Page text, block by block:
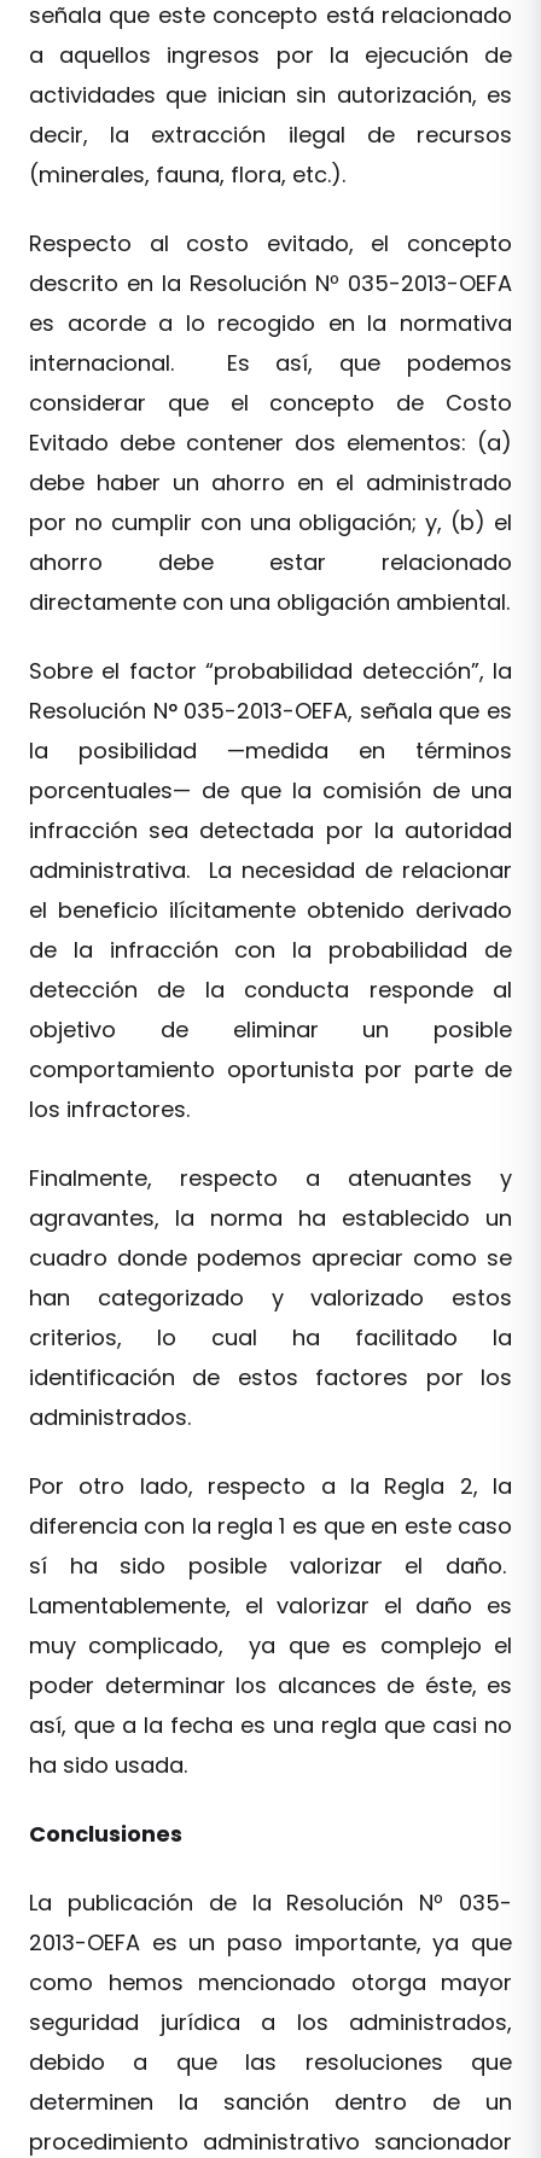
señala que este concepto está relacionado
a aquellos ingresos por la ejecución de
actividades que inician sin autorización, es
decir, la extracción ilegal de recursos
(minerales, fauna, flora, etc.).
Respecto al costo evitado, el concepto
descrito en la Resolución Nº 035-2013-OEFA
es acorde a lo recogido en la normativa
internacional. Es así, que podemos
considerar que el concepto de Costo
Evitado debe contener dos elementos: (a)
debe haber un ahorro en el administrado
por no cumplir con una obligación; y, (b) el
ahorro debe estar relacionado
directamente con una obligación ambiental.
Sobre el factor “probabilidad detección”, la
Resolución N° 035-2013-OEFA, señala que es
la posibilidad —medida en términos
porcentuales— de que la comisión de una
infracción sea detectada por la autoridad
administrativa. La necesidad de relacionar
el beneficio ilícitamente obtenido derivado
de la infracción con la probabilidad de
detección de la conducta responde al
objetivo de eliminar un posible
comportamiento oportunista por parte de
los infractores.
Finalmente, respecto a atenuantes y
agravantes, la norma ha establecido un
cuadro donde podemos apreciar como se
han categorizado y valorizado estos
criterios, lo cual ha facilitado la
identificación de estos factores por los
administrados.
Por otro lado, respecto a la Regla 2, la
diferencia con la regla 1 es que en este caso
sí ha sido posible valorizar el daño.
Lamentablemente, el valorizar el daño es
muy complicado, ya que es complejo el
poder determinar los alcances de éste, es
así, que a la fecha es una regla que casi no
ha sido usada.
Conclusiones
La publicación de la Resolución Nº 035-
2013-OEFA es un paso importante, ya que
como hemos mencionado otorga mayor
seguridad jurídica a los administrados,
debido a que las resoluciones que
determinen la sanción dentro de un
procedimiento administrativo sancionador